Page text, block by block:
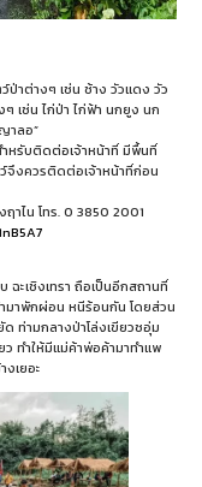
ป่าต่างๆ เช่น ช้าง วัวแดง วัว
เช่น ไก่ป่า ไก่ฟ้า นกยูง นก
าลอ”
ำหรับติดต่อเจ้าหน้าที่ มีพื้นที่
จึงควรติดต่อเจ้าหน้าที่ก่อน
าไน โทร. 0 3850 2001
ฉะเชิงเทรา ถือเป็นอีกสถานที่
ามาพักผ่อน หนีร้อนกัน โดยส่วน
ท่ามกลางป่าโล่งเขียวชอุ่ม
ว ทำให้มีแม่ค้าพ่อค้ามาทำแพ
เยอะ